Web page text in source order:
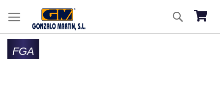
Mi
Buscar
FGA